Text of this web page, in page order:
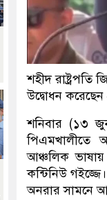
শহীদ
উদ্বোধন করেছেন
শনিবার (১৩
পিএমখালীতে
আঞ্চলিক
কন্টিনিউ
অনরার সামনে